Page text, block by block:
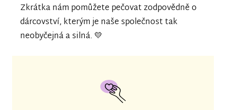
Zkrátka nám pomůžete pečovat zodpovědně o
dárcovství, kterým je naše společnost tak
neobyčejná a silná. 💛